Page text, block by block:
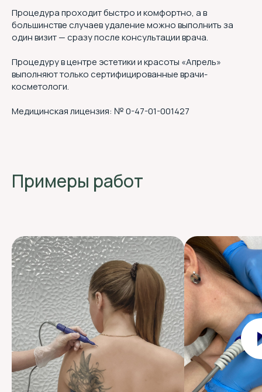
Процедура проходит быстро и комфортно, а в
большинстве случаев удаление можно выполнить за
один визит — сразу после консультации врача.
Процедуру в центре эстетики и красоты «Апрель»
выполняют только сертифицированные врачи-
косметологи.
Медицинская лицензия: № 0-47-01-001427
Примеры работ